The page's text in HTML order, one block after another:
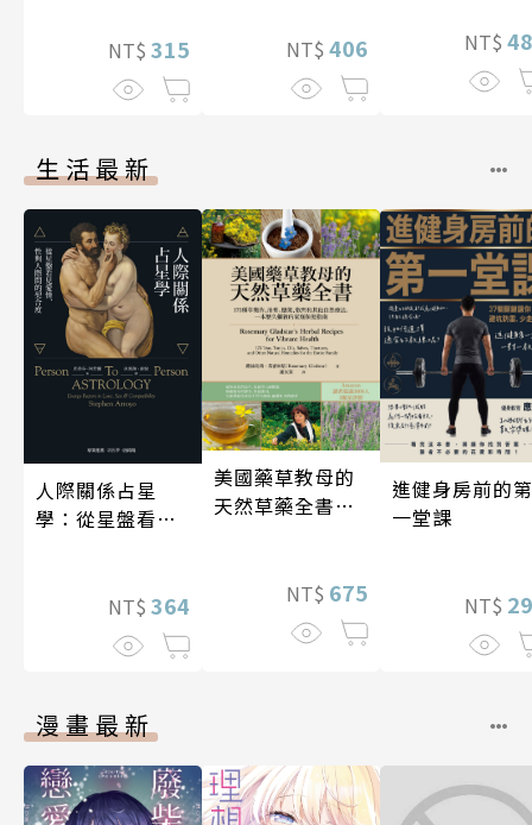
NT$ 315 NT$ 406 NT$
生活最新
人際關係占星
學：從星盤看見
NT$ 364
美國藥草教母的
天然草藥全書
NT$ 675
進健身房前的第
一堂課
NT$
漫畫最新